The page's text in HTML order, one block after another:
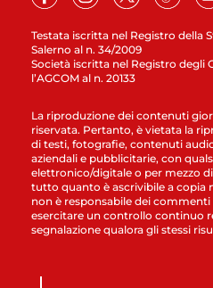
Testata iscritta nel Registro della
Salerno al n. 34/2009
Società iscritta nel Registro degli
l’AGCOM al n. 20133
La riproduzione dei contenuti
riservata. Pertanto, è vietata la
di testi, fotografie, contenuti
aziendali e pubblicitarie, con
elettronico/digitale o per mezzo
tutto quanto è ascrivibile a copia
non è responsabile dei
esercitare un controllo continuo
segnalazione qualora gli stessi